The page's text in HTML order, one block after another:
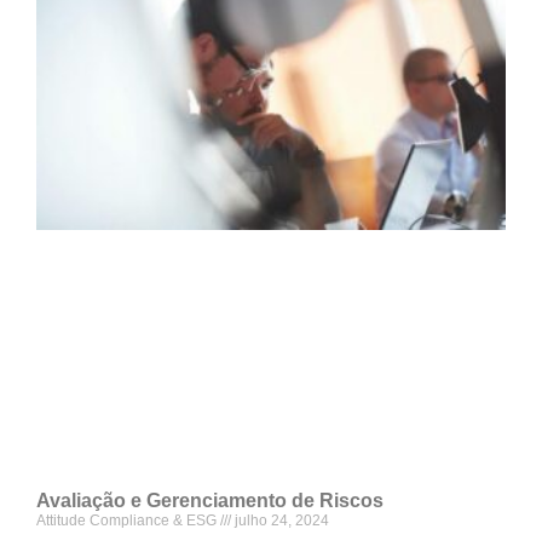
Avaliação e Gerenciamento de Riscos
Attitude Compliance & ESG julho 24, 2024